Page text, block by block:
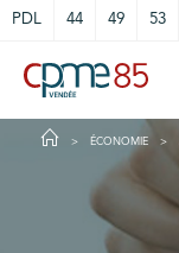
PDL 44 49 53
ÉCONOMIE
Cookies